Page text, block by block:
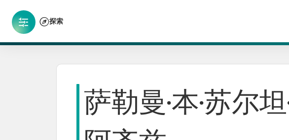
探索
萨勒曼·本·苏尔